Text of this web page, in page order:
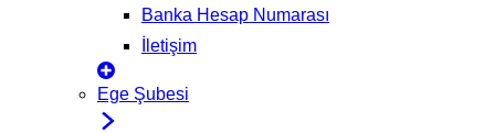
Banka Hesap Numarası
İletişim
Ege Şubesi